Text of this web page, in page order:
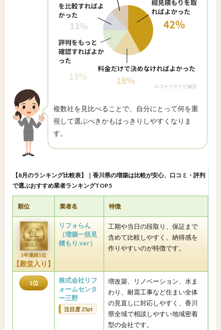
複数社を見比べることで、自分にとって何を重
視して選ぶべきかもはっきりしやすくなりま
す。
【8月のランキング比較表】｜香川県の増築は比較が安心、口コミ・評判
で選ぶおすすめ業者ランキングTOP5
順位 業者名 特徴
3年連続1位
【殿堂入り】
リフォらん
（増築一括見
積もり.ver）
工期や当日の段取り、保証まで
含めて比較しやすく、納得感を
作りやすいのが特徴です。
1位
株式会社リフ
ォームセンタ
ー三野
注目度 25pt
増改築、リノベーション、水ま
わり、耐震工事など住まい全体
の見直しに対応しやすく、香川
県全域で相談しやすい地域密着
型の会社です。